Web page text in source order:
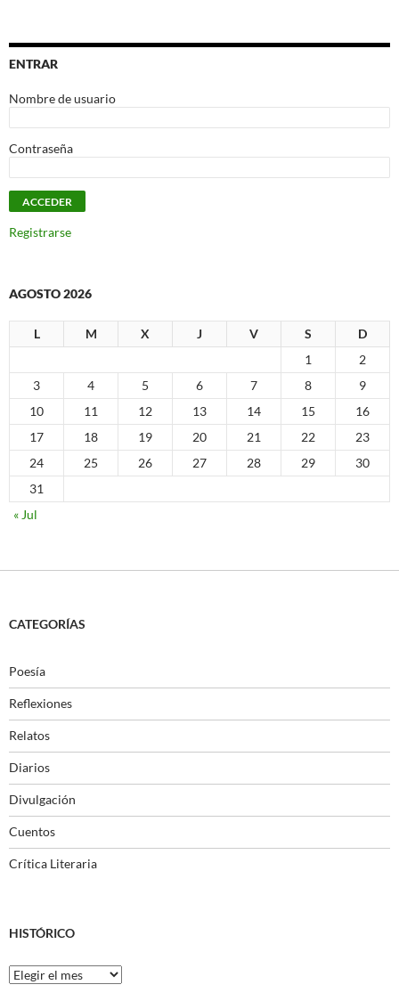
ENTRAR
Nombre de usuario
Contraseña
Registrarse
AGOSTO 2026
L M X J V S
D
1
2
3
4 5 6 7 8
9
10
11 12 13 14 15
16
17
18 19 20 21 22
23
24
25 26 27 28 29
30
31
« Jul
CATEGORÍAS
Poesía
Reflexiones
Relatos
Diarios
Divulgación
Cuentos
Crítica Literaria
HISTÓRICO
Histórico